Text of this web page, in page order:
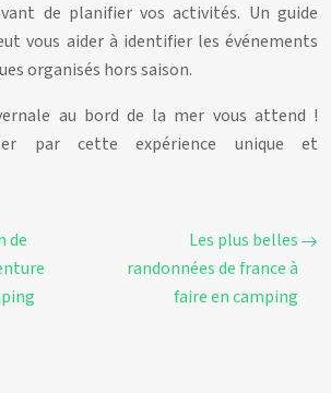
de planifier vos activités. Un guide
vous aider à identifier les événements
organisés hors saison.
au bord de la mer vous attend !
par cette expérience unique et
de
Les plus belles
randonnées de france à
faire en camping